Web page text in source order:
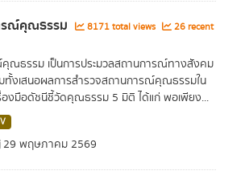
รณ์คุณธรรม 8171 total views
26 recent
ณธรรม เป็นการประมวลสถานการณ์ทางสังคม
ทั้งเสนอผลการสำรวจสถานการณ์คุณธรรมใน
องมือดัชนีชี้วัดคุณธรรม 5 มิติ ได้แก่ พอเพียง...
29 พฤษภาคม 2569